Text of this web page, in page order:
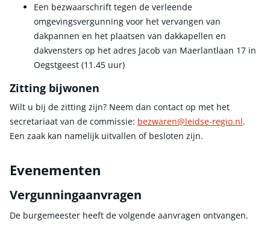
Een bezwaarschrift tegen de verleende
omgevingsvergunning voor het vervangen van
dakpannen en het plaatsen van dakkapellen en
dakvensters op het adres Jacob van Maerlantlaan 17 in
Oegstgeest (11.45 uur)
Zitting bijwonen
Wilt u bij de zitting zijn? Neem dan contact op met het
secretariaat van de commissie: bezwaren@leidse-regio.nl.
Een zaak kan namelijk uitvallen of besloten zijn.
Evenementen
Vergunningaanvragen
De burgemeester heeft de volgende aanvragen ontvangen.